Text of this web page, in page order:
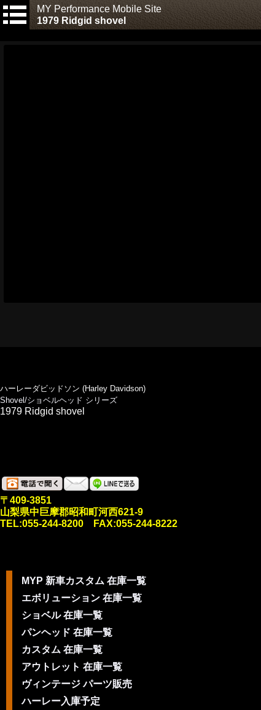
MY Performance Mobile Site
1979 Ridgid shovel
ハーレーダビッドソン (Harley Davidson)
Shovel/ショベルヘッド シリーズ
1979 Ridgid shovel
〒409-3851
山梨県中巨摩郡昭和町河西621-9
TEL:055-244-8200 FAX:055-244-8222
MYP 新車カスタム 在庫一覧
エボリューション 在庫一覧
ショベル 在庫一覧
パンヘッド 在庫一覧
カスタム 在庫一覧
アウトレット 在庫一覧
ヴィンテージ パーツ販売
ハーレー入庫予定